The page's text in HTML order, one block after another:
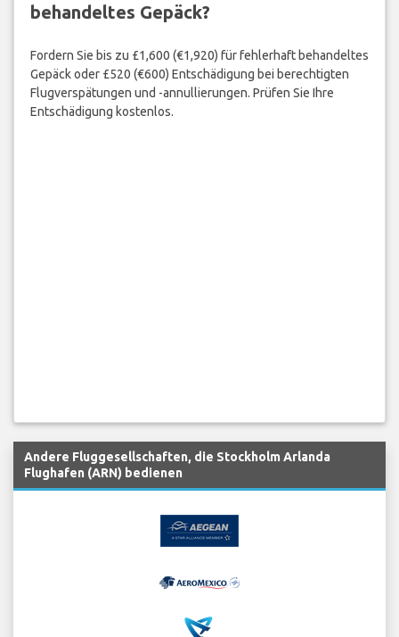
behandeltes Gepäck?
Fordern Sie bis zu £1,600 (€1,920) für fehlerhaft behandeltes
Gepäck oder £520 (€600) Entschädigung bei berechtigten
Flugverspätungen und -annullierungen. Prüfen Sie Ihre
Entschädigung kostenlos.
Andere Fluggesellschaften, die Stockholm Arlanda
Flughafen (ARN) bedienen